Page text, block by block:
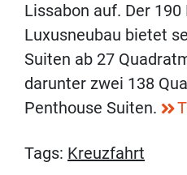
Lissabon auf. Der
Luxusneubau bietet
Suiten ab 27
darunter zwei 138
Penthouse Suiten.
Tags: Kreuzfahrt